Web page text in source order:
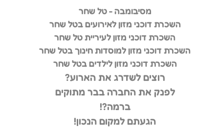
מסיבומבה - טל שחר
השכרת דוכני מזון לאירועים בטל שחר
השכרת דוכני מזון לעיריית טל שחר
השכרת דוכני מזון למוסדות חינוך בטל שחר
השכרת דוכני מזון לילדים בטל שחר
רוצים לשדרג את הארוע?
לפנק את החברה בבר מתוקים
ברמה?!
הגעתם למקום הנכון!